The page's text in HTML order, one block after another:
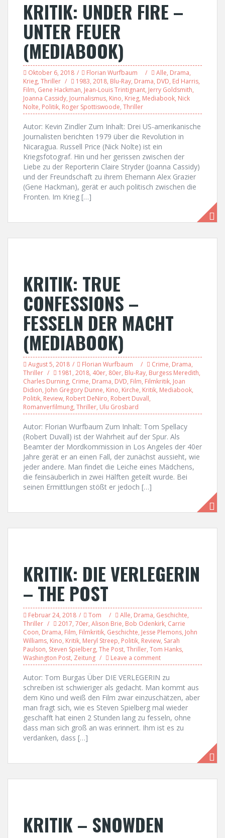
KRITIK: UNDER FIRE –
UNTER FEUER
(MEDIABOOK)
Oktober 6, 2018 Florian Wurfbaum Alle, Drama,
Krieg, Thriller 1983, 2018, Blu-Ray, Drama, DVD, Ed Harris,
Film, Gene Hackman, Jean-Louis Trintignant, Jerry Goldsmith,
Joanna Cassidy, Journalismus, Kino, Krieg, Mediabook, Nick
Nolte, Politik, Roger Spottiswoode, Thriller
Autor: Kevin Zindler Zum Inhalt: Drei US-amerikanische
Journalisten berichten 1979 über die Revolution in
Nicaragua. Russell Price (Nick Nolte) ist ein
Kriegsfotograf. Hin und her gerissen zwischen der
Liebe zu der Reporterin Claire Stryder (Joanna Cassidy)
und der Freundschaft zu ihrem Ehemann Alex Grazier
(Gene Hackman), gerät er auch politisch zwischen die
Fronten. Im Krieg […]
KRITIK: TRUE
CONFESSIONS –
FESSELN DER MACHT
(MEDIABOOK)
August 5, 2018 Florian Wurfbaum Crime, Drama,
Thriller
1981 , 2018, 40er, 80er, Blu-Ray, Burgess Meredith,
Charles Durning, Crime, Drama, DVD, Film, Filmkritik, Joan
Didion, John Gregory Dunne, Kino, Kirche, Kritik, Mediabook,
Politik, Review, Robert DeNiro, Robert Duvall,
Romanverfilmung, Thriller, Ulu Grosbard
Autor: Florian Wurfbaum Zum Inhalt: Tom Spellacy
(Robert Duvall) ist der Wahrheit auf der Spur. Als
Beamter der Mordkommission in Los Angeles der 40er
Jahre gerät er an einen Fall, der zunächst aussieht, wie
jeder andere. Man findet die Leiche eines Mädchens,
die feinsäuberlich in zwei Hälften geteilt wurde. Bei
seinen Ermittlungen stößt er jedoch […]
KRITIK: DIE VERLEGERIN
– THE POST
Februar 24, 2018 Tom Alle, Drama, Geschichte,
Thriller
2017, 70er, Alison Brie, Bob Odenkirk, Carrie
Coon, Drama, Film, Filmkritik, Geschichte, Jesse Plemons, John
Williams, Kino, Kritik, Meryl Streep, Politik, Review, Sarah
Paulson, Steven Spielberg, The Post, Thriller, Tom Hanks,
Washington Post, Zeitung Leave a comment
Autor: Tom Burgas Über DIE VERLEGERIN zu
schreiben ist schwieriger als gedacht. Man kommt aus
dem Kino und weiß den Film zwar einzuschätzen, aber
man fragt sich, wie es Steven Spielberg mal wieder
geschafft hat einen 2 Stunden lang zu fesseln, ohne
dass man sich groß an was erinnert. Ihm ist es zu
verdanken, dass […]
KRITIK – SNOWDEN